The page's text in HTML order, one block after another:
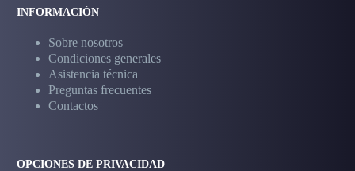
INFORMACIÓN
Sobre nosotros
Condiciones generales
Asistencia técnica
Preguntas frecuentes
Contactos
OPCIONES DE PRIVACIDAD